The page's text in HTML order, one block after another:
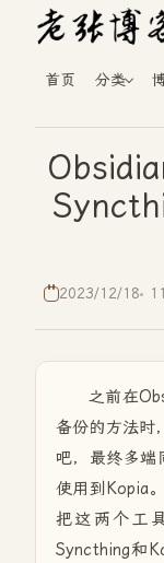
首页 分类
2023/12/18
之前在
备份的方法时
吧，最终多端
使用到Kopia
把这两个工
Syncthing和